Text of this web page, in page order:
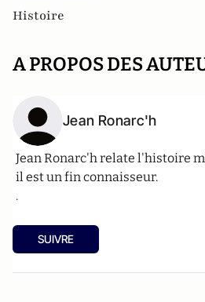
Histoire
A PROPOS DES
Jean Ronarc'h
Jean Ronarc'h relate l'histoire
il est un fin connaisseur.
.
SUIVRE